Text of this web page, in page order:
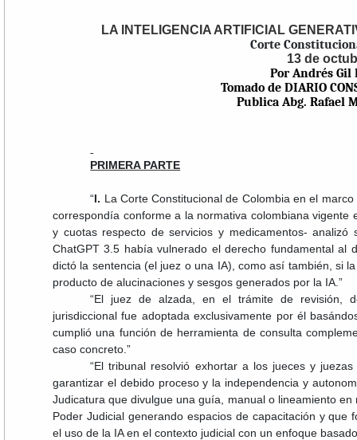
LA INTELIGENCIA ARTIFICIAL
Corte
13 de
Por Andrés Gil
Tomado de DIARIO
Publica Abg. Rafael
PRIMERA PARTE
“I. La Corte Constitucional de Colombia en el
correspondía conforme a la normativa colombiana
y cuotas respecto de servicios y medicamentos-
ChatGPT 3.5 había vulnerado el derecho fundamental al
dictó la sentencia (el juez o una IA), como así también, si
producto de alucinaciones y sesgos generados por la IA.”
“El juez de alzada, en el trámite de revisión,
jurisdiccional fue adoptada exclusivamente por él
cumplió una función de herramienta de consulta
caso concreto.”
“El tribunal resolvió exhortar a los jueces y
garantizar el debido proceso y la independencia y
Judicatura que divulgue una guía, manual o lineamiento
Poder Judicial generando espacios de capacitación y
el uso de la IA en el contexto judicial con un enfoque